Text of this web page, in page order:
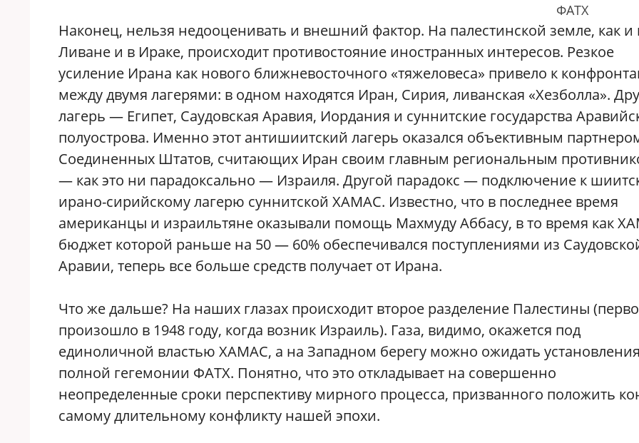
ФАТХ
Наконец, нельзя недооценивать и внешний фактор. На палестинской земле, как и
Ливане и в Ираке, происходит противостояние иностранных интересов. Резкое
усиление Ирана как нового ближневосточного «тяжеловеса» привело к
между двумя лагерями: в одном находятся Иран, Сирия, ливанская «Хезболла».
лагерь — Египет, Саудовская Аравия, Иордания и суннитские государства
полуострова. Именно этот антишиитский лагерь оказался объективным
Соединенных Штатов, считающих Иран своим главным региональным
— как это ни парадоксально — Израиля. Другой парадокс — подключение к
ирано-сирийскому лагерю суннитской ХАМАС. Известно, что в последнее время
американцы и израильтяне оказывали помощь Махмуду Аббасу, в то время как
бюджет которой раньше на 50 — 60% обеспечивался поступлениями из
Аравии, теперь все больше средств получает от Ирана.
Что же дальше? На наших глазах происходит второе разделение Палестины
произошло в 1948 году, когда возник Израиль). Газа, видимо, окажется под
единоличной властью ХАМАС, а на Западном берегу можно ожидать установления
полной гегемонии ФАТХ. Понятно, что это откладывает на совершенно
неопределенные сроки перспективу мирного процесса, призванного положить
самому длительному конфликту нашей эпохи.